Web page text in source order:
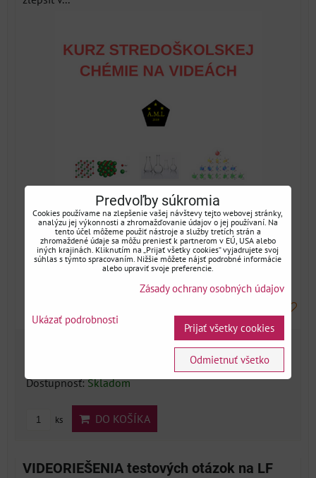
Dostupnosť:Skladom
ks DO KOŠÍKA
VIDEORIEŠENIA testových otázok na LF
Predvoľby súkromia
Cookies používame na zlepšenie vašej návštevy tejto webovej stránky,
analýzu jej výkonnosti a zhromažďovanie údajov o jej používaní. Na
tento účel môžeme použiť nástroje a služby tretích strán a
zhromaždené údaje sa môžu preniesť k partnerom v EÚ, USA alebo
iných krajinách. Kliknutím na „Prijať všetky cookies“ vyjadrujete svoj
súhlas s týmto spracovaním. Nižšie môžete nájsť podrobné informácie
alebo upraviť svoje preferencie.
Zásady ochrany osobných údajov
Ukázať podrobnosti
Prijať všetky cookies
Odmietnuť všetko